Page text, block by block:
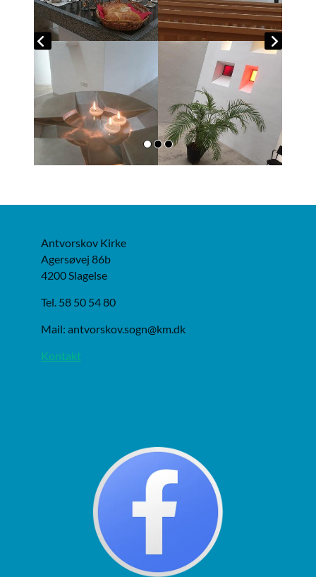
Antvorskov Kirke
Agersøvej 86b
4200 Slagelse
Tel. 58 50 54 80
Mail: antvorskov.sogn@km.dk
Kontakt